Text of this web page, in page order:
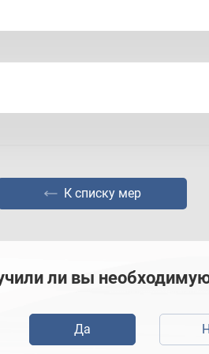
отношениях и
К списку мер
ли вы
Да